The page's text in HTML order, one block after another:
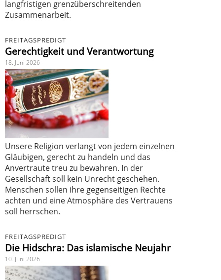
langfristigen grenzüberschreitenden
Zusammenarbeit.
FREITAGSPREDIGT
Gerechtigkeit und Verantwortung
18. Juni 2026
Unsere Religion verlangt von jedem einzelnen
Gläubigen, gerecht zu handeln und das
Anvertraute treu zu bewahren. In der
Gesellschaft soll kein Unrecht geschehen.
Menschen sollen ihre gegenseitigen Rechte
achten und eine Atmosphäre des Vertrauens
soll herrschen.
FREITAGSPREDIGT
Die Hidschra: Das islamische Neujahr
10. Juni 2026